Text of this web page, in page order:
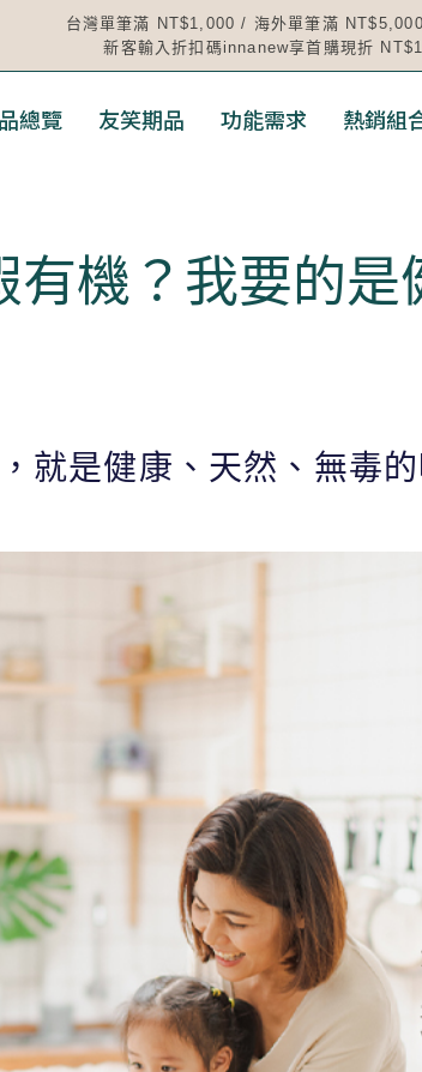
台灣單筆滿 NT$1,000 / 海外單筆滿
新客輸入折扣碼innanew享首購現折
總覽 友笑期品 功能需求 熱銷組
有機？我要的是
就是健康、天然、無毒的